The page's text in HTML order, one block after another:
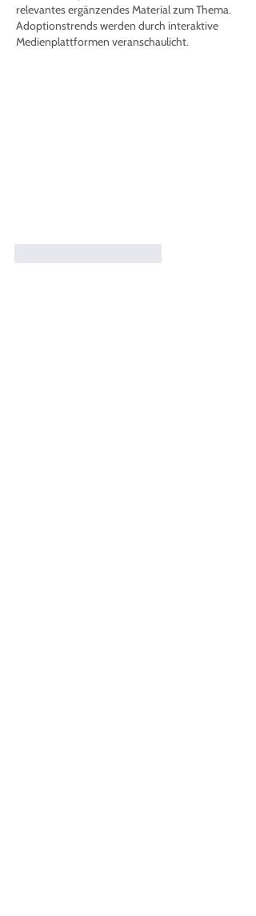
relevantes ergänzendes Material zum Thema.
Adoptionstrends werden durch interaktive
Medienplattformen veranschaulicht.